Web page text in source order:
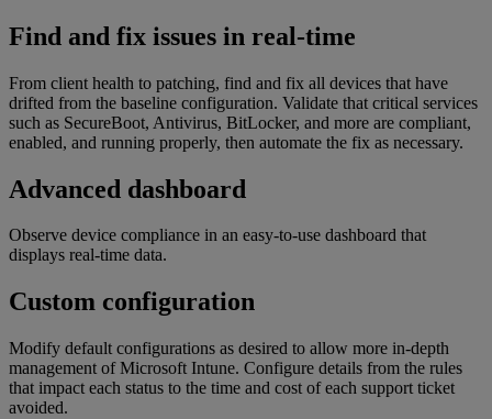
Find and fix issues in real-time
From client health to patching, find and fix all devices that have
drifted from the baseline configuration. Validate that critical services
such as SecureBoot, Antivirus, BitLocker, and more are compliant,
enabled, and running properly, then automate the fix as necessary.
Advanced dashboard
Observe device compliance in an easy-to-use dashboard that
displays real-time data.
Custom configuration
Modify default configurations as desired to allow more in-depth
management of Microsoft Intune. Configure details from the rules
that impact each status to the time and cost of each support ticket
avoided.